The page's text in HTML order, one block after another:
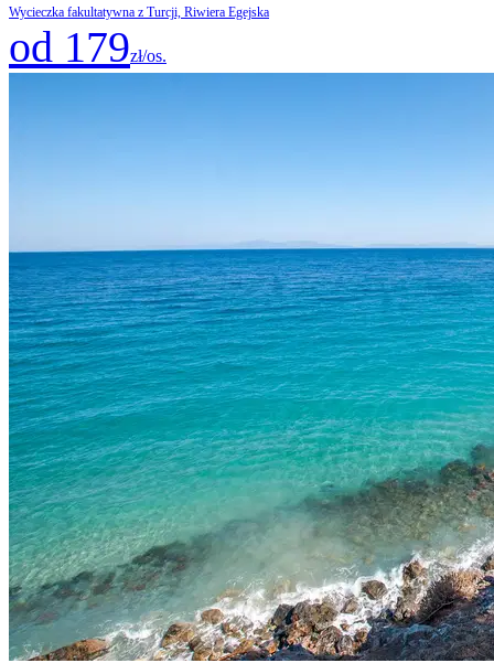
Wycieczka fakultatywna z Turcji, Riwiera Egejska
od 179zł/os.